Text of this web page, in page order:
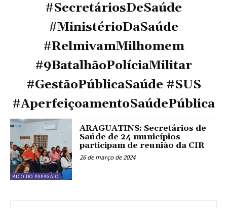
#SecretáriosDeSaúde
#MinistérioDaSaúde
#RelmivamMilhomem
#9BatalhãoPolíciaMilitar
#GestãoPúblicaSaúde #SUS
#AperfeiçoamentoSaúdePública
BICO DO PAPAGAIO
ARAGUATINS: Secretários de
Saúde de 24 municípios
participam de reunião da CIR
26 de março de 2024